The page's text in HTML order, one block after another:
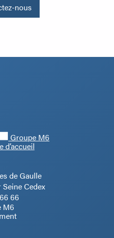
nous
Groupe M6
d’accueil
de Gaulle
Cedex
66
M6